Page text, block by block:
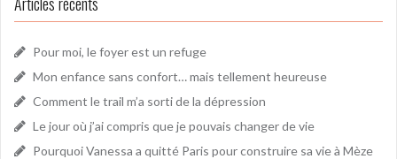
Pour moi, le foyer est un refuge
Mon enfance sans confort… mais tellement heureuse
Comment le trail m’a sorti de la dépression
Le jour où j’ai compris que je pouvais changer de vie
Pourquoi Vanessa a quitté Paris pour construire sa vie à Mèze